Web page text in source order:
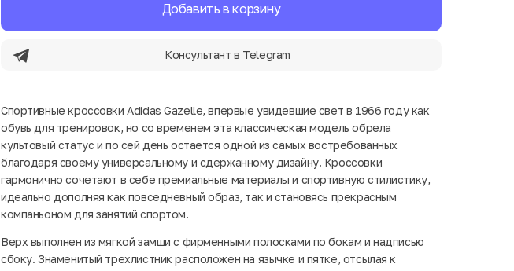
Добавить в корзину
Консультант в Telegram
Спортивные кроссовки Adidas Gazelle, впервые увидевшие свет в 1966 году как
обувь для тренировок, но со временем эта классическая модель обрела
культовый статус и по сей день остается одной из самых востребованных
благодаря своему универсальному и сдержанному дизайну. Кроссовки
гармонично сочетают в себе премиальные материалы и спортивную стилистику,
идеально дополняя как повседневный образ, так и становясь прекрасным
компаньоном для занятий спортом.
Верх выполнен из мягкой замши с фирменными полосками по бокам и надписью
сбоку. Знаменитый трехлистник расположен на язычке и пятке, отсылая к